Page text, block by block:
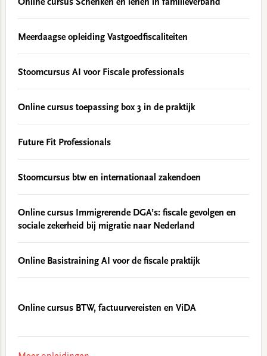
Online cursus Schenken en lenen in familieverband
Meerdaagse opleiding Vastgoedfiscaliteiten
Stoomcursus AI voor Fiscale professionals
Online cursus toepassing box 3 in de praktijk
Future Fit Professionals
Stoomcursus btw en internationaal zakendoen
Online cursus Immigrerende DGA’s: fiscale gevolgen en
sociale zekerheid bij migratie naar Nederland
Online Basistraining AI voor de fiscale praktijk
Online cursus BTW, factuurvereisten en ViDA